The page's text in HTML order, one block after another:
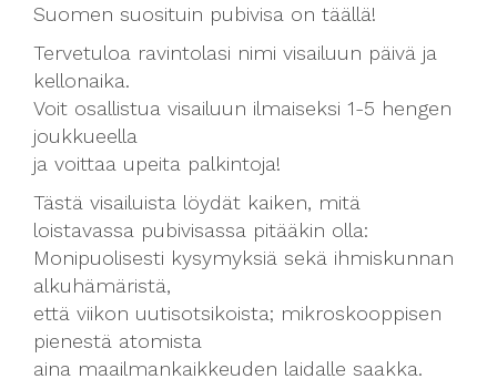
Suomen suosituin pubivisa on täällä!
Tervetuloa ravintolasi nimi visailuun päivä ja
kellonaika.
Voit osallistua visailuun ilmaiseksi 1-5 hengen
joukkueella
ja voittaa upeita palkintoja!
Tästä visailuista löydät kaiken, mitä
loistavassa pubivisassa pitääkin olla:
Monipuolisesti kysymyksiä sekä ihmiskunnan
alkuhämäristä,
että viikon uutisotsikoista; mikroskooppisen
pienestä atomista
aina maailmankaikkeuden laidalle saakka.